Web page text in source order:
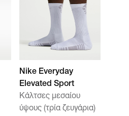
Nike Everyday
Elevated Sport
Κάλτσες μεσαίου
ύψους (τρία ζευγάρια)